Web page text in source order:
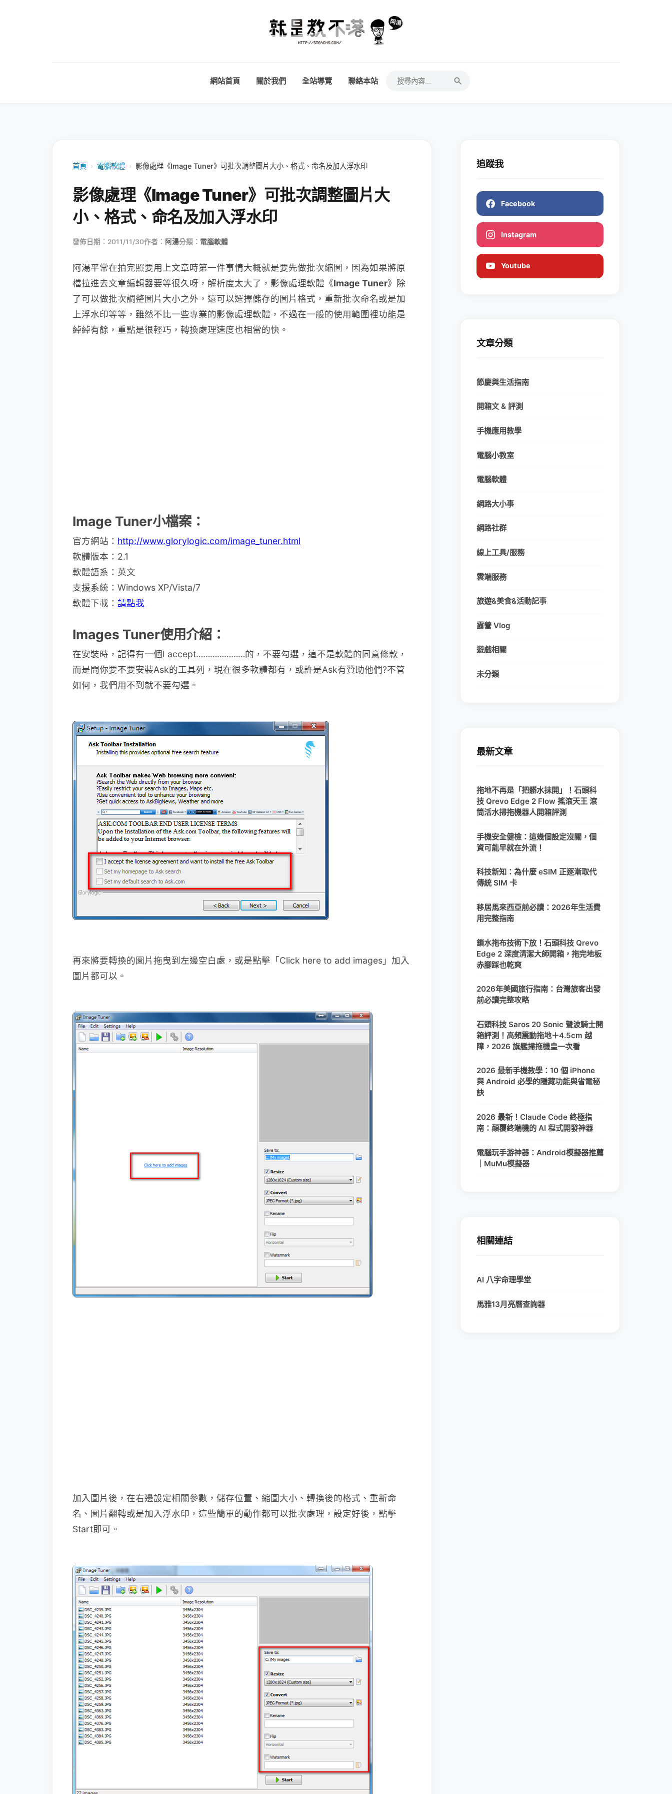
網站首頁 關於我們 全站導覽 聯絡本站
首頁 › 電腦軟體 › 影像處理《Image Tuner》可批次調整圖片大小、格式、命名及加入浮水印
影像處理《Image Tuner》可批次調整圖片大
小、格式、命名及加入浮水印
發佈日期：2011/11/30作者： 阿湯分類： 電腦軟體
阿湯平常在拍完照要用上文章時第一件事情大概就是要先做批次縮圖，因為如果將原
檔拉進去文章編輯器要等很久呀，解析度太大了，影像處理軟體《Image Tuner》除
了可以做批次調整圖片大小之外，還可以選擇儲存的圖片格式，重新批次命名或是加
上浮水印等等，雖然不比一些專業的影像處理軟體，不過在一般的使用範圍裡功能是
綽綽有餘，重點是很輕巧，轉換處理速度也相當的快。
Image Tuner小檔案：
官方網站： http://www.glorylogic.com/image_tuner.html
軟體版本：2.1
軟體語系：英文
支援系統：Windows XP/Vista/7
軟體下載： 請點我
Images Tuner使用介紹：
在安裝時，記得有一個I accept…………………的，不要勾選，這不是軟體的同意條款，
而是問你要不要安裝Ask的工具列，現在很多軟體都有，或許是Ask有贊助他們?不管
如何，我們用不到就不要勾選。
再來將要轉換的圖片拖曳到左邊空白處，或是點擊「Click here to add images」加入
圖片都可以。
加入圖片後，在右邊設定相關參數，儲存位置、縮圖大小、轉換後的格式、重新命
名、圖片翻轉或是加入浮水印，這些簡單的動作都可以批次處理，設定好後，點擊
Start即可。
追蹤我
Facebook
Instagram
Youtube
文章分類
節慶與生活指南
開箱文 & 評測
手機應用教學
電腦小教室
電腦軟體
網路大小事
網路社群
線上工具/服務
雲端服務
旅遊&美食&活動記事
露營 Vlog
遊戲相關
未分類
最新文章
拖地不再是「把髒水抹開」！石頭科
技 Qrevo Edge 2 Flow 搖滾天王 滾
筒活水掃拖機器人開箱評測
手機安全健檢：這幾個設定沒關，個
資可能早就在外流！
科技新知：為什麼 eSIM 正逐漸取代
傳統 SIM 卡
移居馬來西亞前必讀：2026年生活費
用完整指南
鎖水拖布技術下放！石頭科技 Qrevo
Edge 2 深度清潔大師開箱，拖完地板
赤腳踩也乾爽
2026年美國旅行指南：台灣旅客出發
前必讀完整攻略
石頭科技 Saros 20 Sonic 聲波騎士開
箱評測！高頻震動拖地＋4.5cm 越
障，2026 旗艦掃拖機皇一次看
2026 最新手機教學：10 個 iPhone
與 Android 必學的隱藏功能與省電秘
訣
2026 最新！Claude Code 終極指
南：顛覆終端機的 AI 程式開發神器
電腦玩手游神器：Android模擬器推薦
｜MuMu模擬器
相關連結
AI 八字命理學堂
馬雅13月亮曆查詢器